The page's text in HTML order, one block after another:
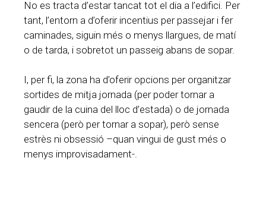
No es tracta d’estar tancat tot el dia a l’edifici. Per
tant, l’entorn a d’oferir incentius per passejar i fer
caminades, siguin més o menys llargues, de matí
o de tarda, i sobretot un passeig abans de sopar.
I, per fi, la zona ha d’oferir opcions per organitzar
sortides de mitja jornada (per poder tornar a
gaudir de la cuina del lloc d’estada) o de jornada
sencera (però per tornar a sopar), però sense
estrès ni obsessió –quan vingui de gust més o
menys improvisadament-.